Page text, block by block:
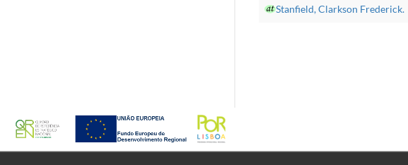
Stanfield, Clarkson Frederick.